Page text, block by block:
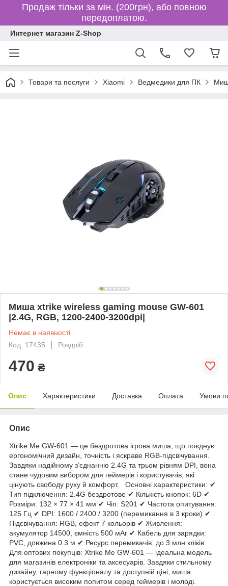
Продаж тільки за мін. (200грн), або повною
передоплатою.
Интернет магазин Z-Shop
Товари та послуги Xiaomi Ведмедики для ПК
Миша xtrike wireless gaming mouse GW-601
|2.4G, RGB, 1200-2400-3200dpi|
Немає в наявності
Код: 17435
Роздріб
470 ₴
Опис Характеристики Доставка Оплата Умови
Опис
Xtrike Me GW-601 — це бездротова ігрова миша, що поєднує
ергономічний дизайн, точність і яскраве RGB-підсвічування.
Завдяки надійному з’єднанню 2.4G та трьом рівням DPI, вона
стане чудовим вибором для геймерів і користувачів, які
цінують свободу руху й комфорт. Основні характеристики: ✔
Тип підключення: 2.4G бездротове ✔ Кількість кнопок: 6D ✔
Розміри: 132 × 77 × 41 мм ✔ Чіп: S201 ✔ Частота опитування:
125 Гц ✔ DPI: 1600 / 2400 / 3200 (перемикання в 3 кроки) ✔
Підсвічування: RGB, ефект 7 кольорів ✔ Живлення:
акумулятор 14500, ємність 500 мАг ✔ Кабель для зарядки:
PVC, довжина 0.3 м ✔ Ресурс перемикачів: до 3 млн кліків
Для оптових покупців: Xtrike Me GW-601 — ідеальна модель
для магазинів електроніки та аксесуарів. Завдяки стильному
дизайну, гарному функціоналу та доступній ціні, миша
користується високим попитом серед геймерів і молоді.